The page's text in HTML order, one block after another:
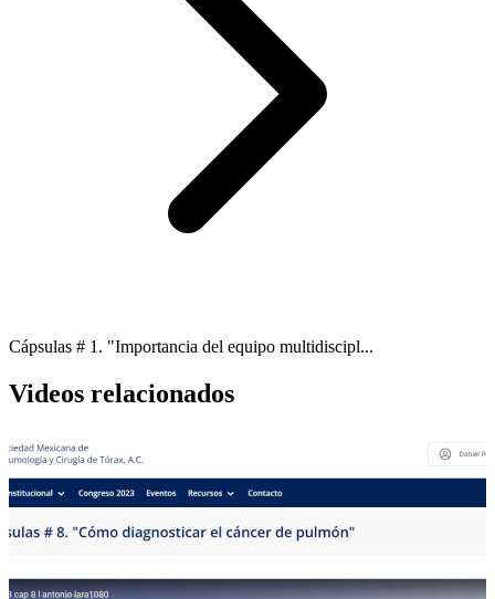
Cápsulas # 1. "Importancia del equipo multidiscipl...
Videos relacionados